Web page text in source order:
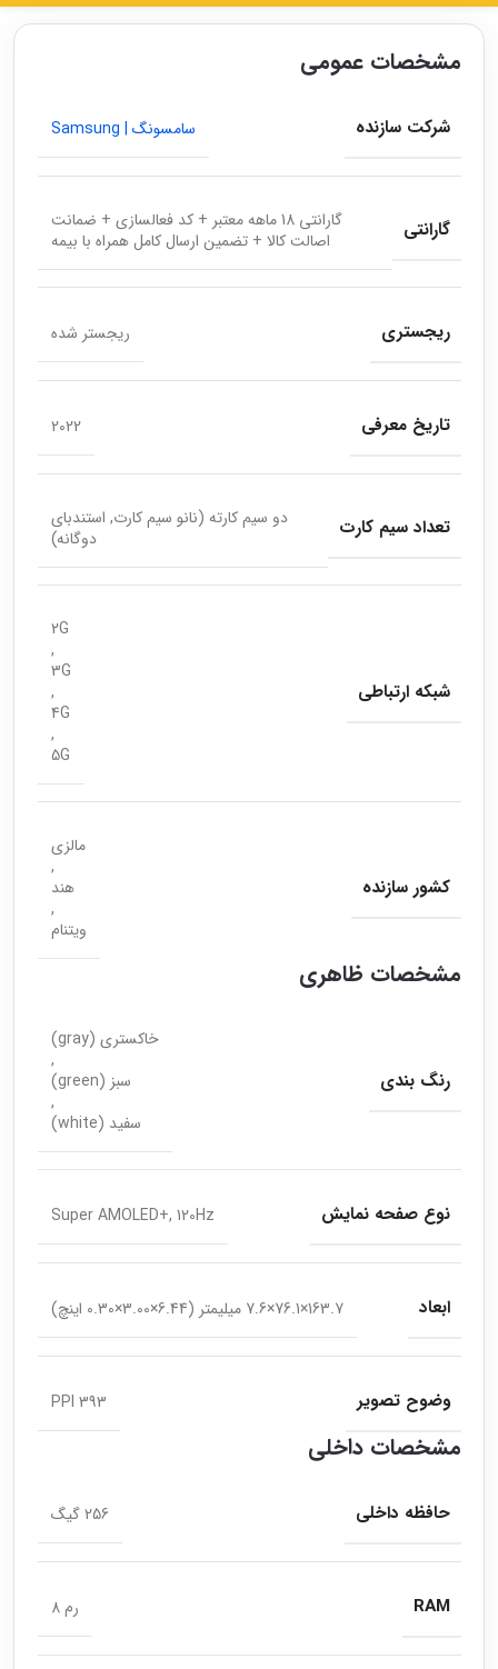
مشخصات عمومی
شرکت سازنده سامسونگ | Samsung
گارانتی
گارانتی 18 ماهه معتبر + کد فعالسازی + ضمانت
اصالت کالا + تضمین ارسال کامل همراه با بیمه
ریجستری ریجستر شده
تاریخ معرفی 2022
تعداد سیم کارت
دو سیم کارته (نانو سیم کارت, استندبای
دوگانه)
شبکه ارتباطی
2G
,
3G
,
4G
,
5G
کشور سازنده
مالزی
,
هند
,
ویتنام
مشخصات ظاهری
رنگ بندی
خاکستری (gray)
,
سبز (green)
,
سفید (white)
نوع صفحه نمایش Super AMOLED+, 120Hz
ابعاد 163.7×76.1×7.6 میلیمتر (6.44×3.00×0.30 اینچ)
وضوح تصویر 393 PPI
مشخصات داخلی
حافظه داخلی 256 گیگ
RAM رم 8